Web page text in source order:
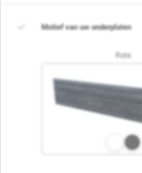
Motief van uw onderplaten
Rots